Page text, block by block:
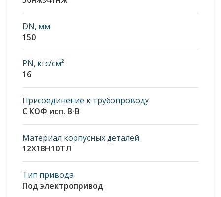
DN, мм
150
PN, кгс/см²
16
Присоединение к трубопроводу
С КОФ исп. В-В
Материал корпусных деталей
12Х18Н10ТЛ
Тип привода
Под электропривод